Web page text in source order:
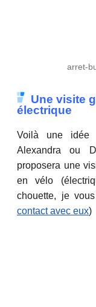
arret-
Une visite
électrique
Voilà une idée
Alexandra ou
proposera une
en vélo
chouette, je
contact avec eux)